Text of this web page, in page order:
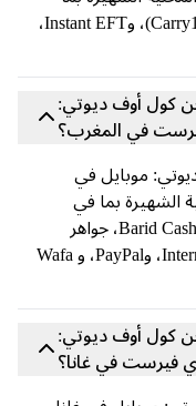
في ذلك: 1ForYou، وCard، و جواهر (Carry1st)، وInstant EFT،
أوف ديوتي:
في المغرب؟
موبايل في
بما في
ذلك: Barid Cash، Card، Cash Plus، Daman Cash، جواهر
(كاري فيرست)، International Prepaid Card، وPayPal، و Wafa
أوف ديوتي:
في غانا؟